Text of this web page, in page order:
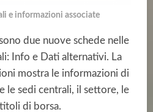
e informazioni associate
due nuove schede nelle
Info e Dati alternativi. La
mostra le informazioni di
le sedi centrali, il settore, le
di borsa.